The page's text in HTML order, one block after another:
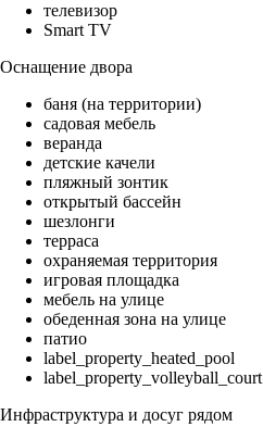
телевизор
Smart TV
Оснащение двора
баня (на территории)
садовая мебель
веранда
детские качели
пляжный зонтик
открытый бассейн
шезлонги
терраса
охраняемая территория
игровая площадка
мебель на улице
обеденная зона на улице
патио
label_property_heated_pool
label_property_volleyball_court
Инфраструктура и досуг рядом